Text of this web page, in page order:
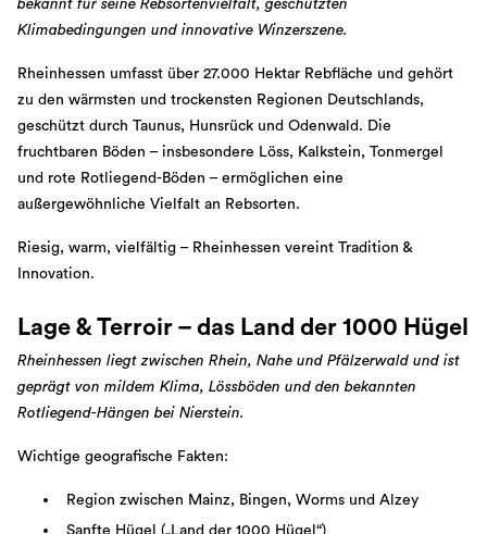
bekannt für seine Rebsortenvielfalt, geschützten
Klimabedingungen und innovative Winzerszene.
Rheinhessen umfasst über 27.000 Hektar Rebfläche und gehört
zu den wärmsten und trockensten Regionen Deutschlands,
geschützt durch Taunus, Hunsrück und Odenwald. Die
fruchtbaren Böden – insbesondere Löss, Kalkstein, Tonmergel
und rote Rotliegend-Böden – ermöglichen eine
außergewöhnliche Vielfalt an Rebsorten.
Riesig, warm, vielfältig – Rheinhessen vereint Tradition &
Innovation.
Lage & Terroir – das Land der 1000 Hügel
Rheinhessen liegt zwischen Rhein, Nahe und Pfälzerwald und ist
geprägt von mildem Klima, Lössböden und den bekannten
Rotliegend-Hängen bei Nierstein.
Wichtige geografische Fakten:
Region zwischen Mainz, Bingen, Worms und Alzey
Sanfte Hügel („Land der 1000 Hügel“)